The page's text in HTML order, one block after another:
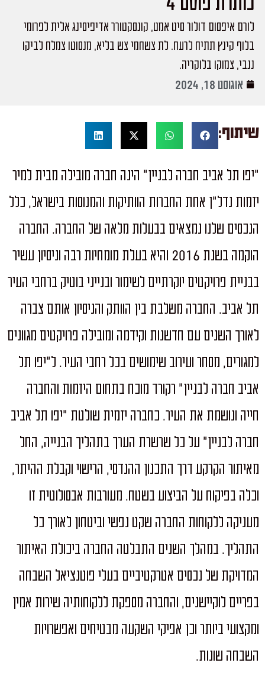
לורם איפסום דולור סיט אמט, קונסקטורר אדיפיסינג אלית לפרומי
בלוף קינץ תתיח לרעח. לת צשחמי צש בליא, מנסוטו צמלח לביקו
ננבי, צמוקו בלוקריה.
אוגוסט 18, 2024
שיתוף:
"יפו תל אביב חברה לבניין" הינה חברה מובילה מבית למיר
יזמות נדל"ן אחת החברות הוותיקות והמנוסות בישראל, כלל
הנכסים שלנו נמצאים בבעלות מלאה של החברה. החברה
הוקמה בשנת 2016 והיא בעלת מומחיות רבה וניסיון עשיר
בבניית פרויקטים יוקרתיים לשימור ובנייני בוטיק ברחבי העיר
תל אביב. החברה משלבת בין הוותק והניסיון אותם צברה
לאורך השנים עם חדשנות וקידמה ומובילה פרויקטים מגוונים
למגורים, מסחר ועירוב שימושים בכל רחבי העיר. ל"יפו תל
אביב חברה לבניין" רקורד מוכח בתחום היזמות והחברה
חייה ונושמת את העיר. כחברה יזמית שולטת "יפו תל אביב
חברה לבניין" על כל שרשרת הערך בתהליך הבנייה, החל
מאיתור הקרקע דרך התכנון ההנדסי, הרישוי וקבלת ההיתר,
וכלה בפיקוח על הביצוע בשטח. מעורבות אבסולוטית זו
מעניקה ללקוחות החברה שקט נפשי וביטחון לאורך כל
התהליך. במהלך השנים התבלטה החברה ביכולת האיתור
המדויקת של נכסים אטרקטיביים בעלי פוטנציאל השבחה
בפריים לוקיישנים, והחברה מספקת ללקוחותיה שירות אמין
ומקצועי ביותר וכן אפיקי השקעה מבטיחים ואפשרויות
השבחה שונות.